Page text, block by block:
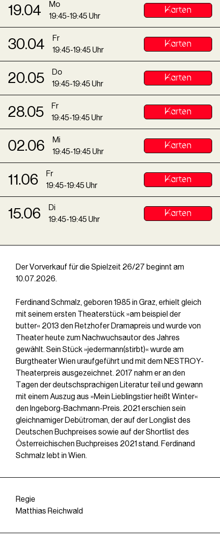
19.04
Mo
19:45-19:45 Uhr
Karten
30.04
Fr
19:45-19:45 Uhr
Karten
20.05
Do
19:45-19:45 Uhr
Karten
28.05
Fr
19:45-19:45 Uhr
Karten
02.06
Mi
19:45-19:45 Uhr
Karten
11.06
Fr
19:45-19:45 Uhr
Karten
15.06
Di
19:45-19:45 Uhr
Karten
Der Vorverkauf für die Spielzeit 26/27 beginnt am
10.07.2026.
Ferdinand Schmalz, geboren 1985 in Graz, erhielt gleich
mit seinem ersten Theaterstück »am beispiel der
butter« 2013 den Retzhofer Dramapreis und wurde von
Theater heute zum Nachwuchsautor des Jahres
gewählt. Sein Stück »jedermann(stirbt)« wurde am
Burgtheater Wien uraufgeführt und mit dem NESTROY-
Theaterpreis ausgezeichnet. 2017 nahm er an den
Tagen der deutschsprachigen Literatur teil und gewann
mit einem Auszug aus »Mein Lieblingstier heißt Winter«
den Ingeborg-Bachmann-Preis. 2021 erschien sein
gleichnamiger Debütroman, der auf der Longlist des
Deutschen Buchpreises sowie auf der Shortlist des
Österreichischen Buchpreises 2021 stand. Ferdinand
Schmalz lebt in Wien.
Regie
Matthias Reichwald